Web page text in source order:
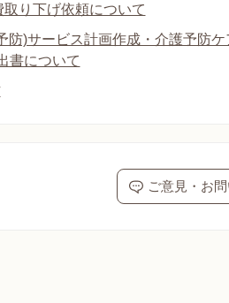
り下げ依頼について
防)サービス計画作成・介護予防ケ
書について
ご意見・お